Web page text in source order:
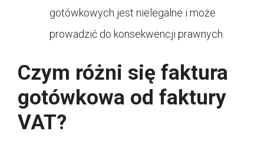
gotówkowych jest nielegalne i może
prowadzić do konsekwencji prawnych.
Czym różni się faktura
gotówkowa od faktury
VAT?